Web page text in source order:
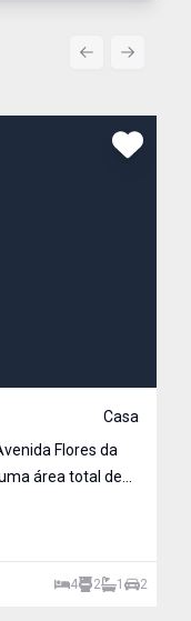
Casa
Flores da
área total de
4 2 1 2
Previous slide
Next slide